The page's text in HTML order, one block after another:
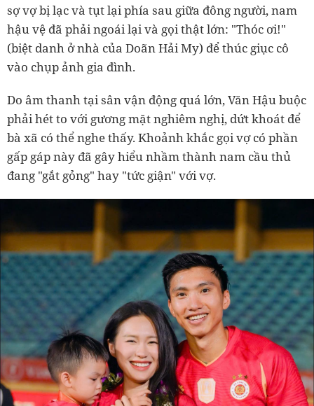
sợ vợ bị lạc và tụt lại phía sau giữa đông người, nam
hậu vệ đã phải ngoái lại và gọi thật lớn: "Thóc ơi!"
(biệt danh ở nhà của Doãn Hải My) để thúc giục cô
vào chụp ảnh gia đình.
Do âm thanh tại sân vận động quá lớn, Văn Hậu buộc
phải hét to với gương mặt nghiêm nghị, dứt khoát để
bà xã có thể nghe thấy. Khoảnh khắc gọi vợ có phần
gấp gáp này đã gây hiểu nhầm thành nam cầu thủ
đang "gắt gỏng" hay "tức giận" với vợ.